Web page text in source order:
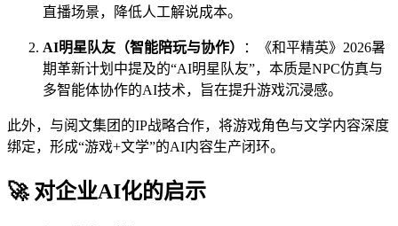
直播场景，降低人工解说成本。
AI明星队友（智能陪玩与协作）
：《和平精英》2026暑
期革新计划中提及的“AI明星队友”，本质是NPC仿真与
多智能体协作的AI技术，旨在提升游戏沉浸感。
此外，与阅文集团的IP战略合作，将游戏角色与文学内容深度
绑定，形成“游戏+文学”的AI内容生产闭环。
🚀 对企业AI化的启示